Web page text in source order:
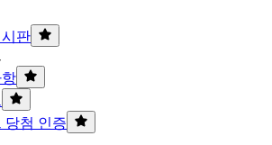
판
당첨 인증